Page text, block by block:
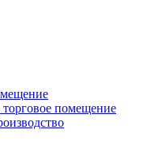
помещение